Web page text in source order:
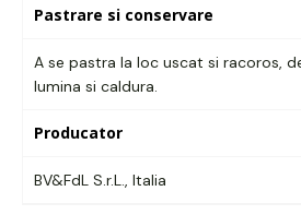
Pastrare si conservare
A se pastra la loc uscat si racoros,
lumina si caldura.
Producator
BV&FdL S.r.L., Italia